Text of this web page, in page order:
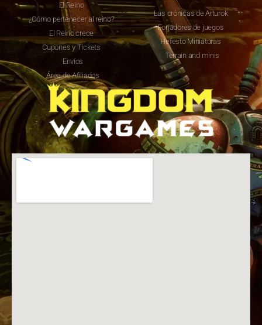
El Reino
¿Cómo pertenecer al reino?
El Reino crece
Cupones y Tickets
Envíos
Área de Afiliados
Las crónicas de Arturok
Forjadores de juegos
Hefesto Miniaturas
Terrain and minis